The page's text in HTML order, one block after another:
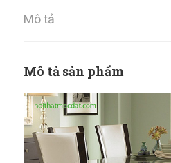
Mô tả
Mô tả sản phẩm